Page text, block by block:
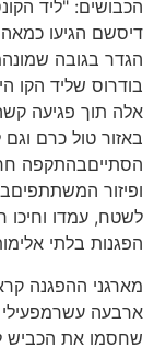
הכבושים: "ליד
דיסשם הגיעו
הגדר בגובה
בודרוס שליד הקו
אלה תוך פגיעה
באזור טול כרם
הסתייםבהתקפה
ופיזור
לשטח, עמדו וחיכו
הפגנות בלתי
מארגני ההפגנה
ארבעה עשרמפעילי
שחסמו את הכביש